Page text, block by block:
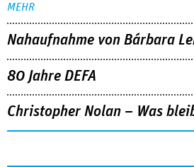
MEHR
Nahaufnahme von Bárbara
80 Jahre DEFA
Christopher Nolan – Was